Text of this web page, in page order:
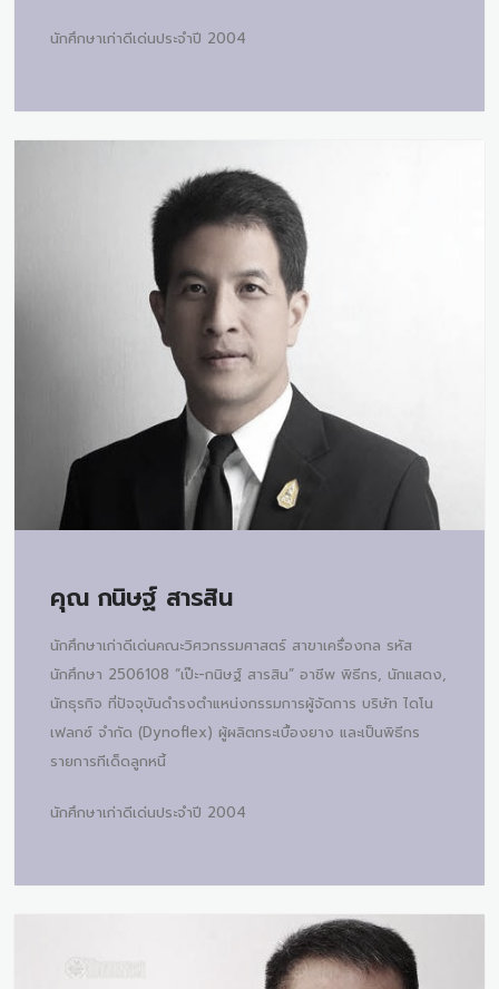
นักศึกษาเก่าดีเด่นประจำปี 2004
คุณ กนิษฐ์ สารสิน
นักศึกษาเก่าดีเด่นคณะวิศวกรรมศาสตร์ สาขาเครื่องกล รหัส
นักศึกษา 2506108 “เป๊ะ-กนิษฐ์ สารสิน” อาชีพ พิธีกร, นักแสดง,
นักธุรกิจ ที่ปัจจุบันดำรงตำแหน่งกรรมการผู้จัดการ บริษัท ไดโน
เฟลกซ์ จำกัด (Dynoflex) ผู้ผลิตกระเบื้องยาง และเป็นพิธีกร
รายการทีเด็ดลูกหนี้
นักศึกษาเก่าดีเด่นประจำปี 2004